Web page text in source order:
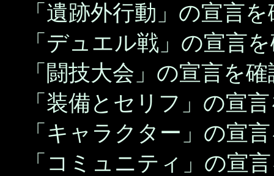
「遺跡外行動」の宣言
「デュエル戦」の宣言
「闘技大会」の宣言を
「装備とセリフ」の宣
「キャラクター」の宣
「コミュニティ」の宣